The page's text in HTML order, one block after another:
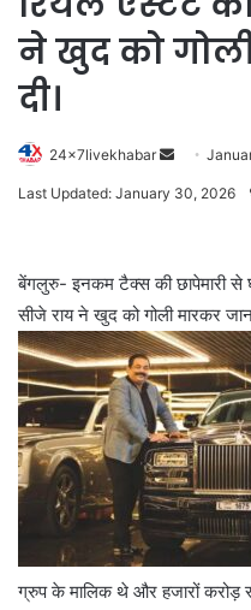
ने खुद को
दी।
24x7livekhabar
Send
Last Updated: January 30, 2026
बेंगलुरु- इनकम टैक्स की छापेमारी से
सीजे राय ने खुद को गोली मारकर
ग्रुप के मालिक थे और हजारों करोड़